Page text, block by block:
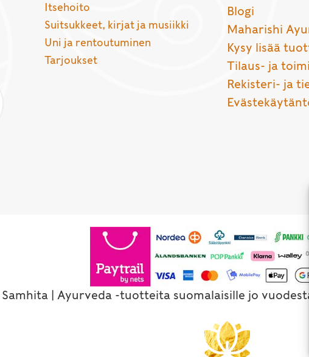
Itsehoito
Suitsukkeet, kirjat ja musiikki
Uni ja rentoutuminen
Tarjoukset
Blogi
Maharishi
Kysy lisää
Tilaus- ja
Rekisteri- ja
| Ayurveda -tuotteita suomalaisille jo